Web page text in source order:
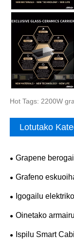
Hot Tags: 2200W
Lotutako
Grapene
Grafeno
Igogailu
Oinetako
Ispilu Smart